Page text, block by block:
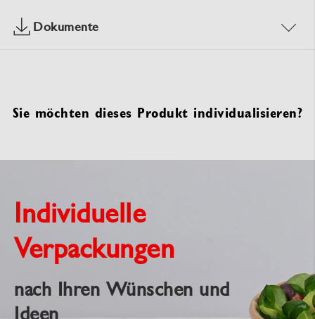
Dokumente
Sie möchten dieses Produkt individualisieren?
Individuelle
Verpackungen
nach Ihren Wünschen und
Ideen